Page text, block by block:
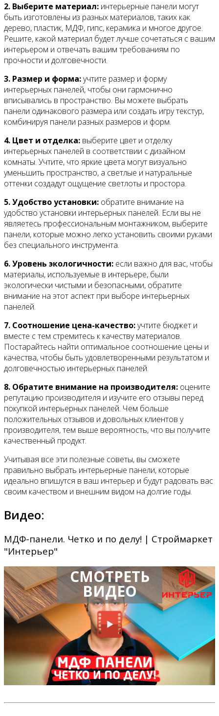
2. Выберите материал: интерьерные панели могут
быть изготовлены из разных материалов, таких как
дерево, пластик, МДФ, гипс, керамика и многое другое.
Решите, какой материал будет лучше сочетаться с вашим
интерьером и отвечать вашим требованиям по
прочности и долговечности.
3. Размер и форма:учтите размер и форму
интерьерных панелей, чтобы они гармонично
вписывались в пространство. Вы можете выбрать
панели одинакового размера или создать игру текстур,
комбинируя панели разных размеров и форм.
4. Цвет и отделка: выберите цвет и отделку
интерьерных панелей в соответствии с дизайном
комнаты. Учтите, что яркие цвета могут визуально
уменьшить пространство, а светлые и натуральные
оттенки создадут ощущение светлоты и простора.
5. Удобство установки: обратите внимание на
удобство установки интерьерных панелей. Если вы не
являетесь профессиональным монтажником, выберите
панели, которые можно легко установить своими руками
без специального инструмента.
6. Уровень экологичности: если важно для вас, чтобы
материалы, используемые в интерьере, были
экологически чистыми и безопасными, обратите
внимание на этот аспект при выборе интерьерных
панелей.
7. Соотношение цена-качество:учтите бюджет и
вместе с тем стремитесь к качеству материалов.
Постарайтесь найти оптимальное соотношение цены и
качества, чтобы быть удовлетворенными результатом и
долговечностью интерьерных панелей.
8. Обратите внимание на производителя: оцените
репутацию производителя и изучите его отзывы перед
покупкой интерьерных панелей. Чем больше
положительных отзывов и довольных клиентов у
производителя, тем выше вероятность, что вы получите
качественный продукт.
Учитывая все эти полезные советы, вы сможете
правильно выбрать интерьерные панели, которые
идеально впишутся в ваш интерьер и будут радовать вас
своим качеством и внешним видом на долгие годы.
Видео:
МДФ-панели. Четко и по делу! | Строймаркет
"Интерьер"
СМОТРЕТЬ
ВИДЕО